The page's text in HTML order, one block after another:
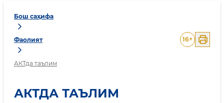
Бош саҳифа
Фаолият
АКТда таълим
16+
АКТДА ТАЪЛИМ